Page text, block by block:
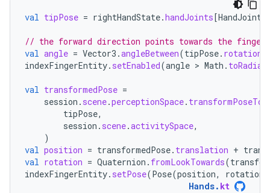
val tipPose = rightHandState.handJoints [
// the forward direction points towards the
val angle = Vector3 .angleBetween(tipPose. rotation
indexFingerEntity. setEnabled(angle > Math .
val transformedPose =
session . scene.perceptionSpace. transformPoseTo
tipPose,
session . scene.activitySpace,
)
val position = transformedPose. translation +
val rotation = Quaternion . fromLookTowards(
indexFingerEntity. setPose(Pose(position, rotation
Hands. kt